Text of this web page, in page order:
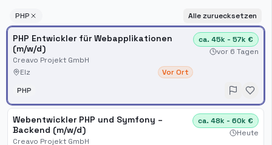
PHP Alle zuruecksetzen
PHP Entwickler für Webapplikationen
(m/w/d)
Creavo Projekt GmbH
Elz
Vor Ort
ca. 45k - 57k €
vor 6 Tagen
PHP
Webentwickler PHP und Symfony –
Backend (m/w/d)
Creavo Projekt GmbH
ca. 48k - 60k €
Heute